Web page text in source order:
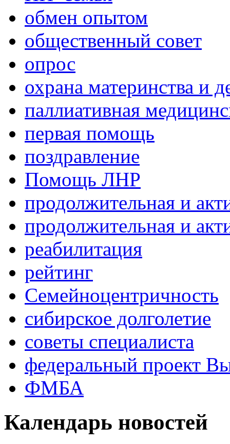
обмен опытом
общественный совет
опрос
охрана материнства и
паллиативная
первая помощь
поздравление
Помощь ЛНР
продолжительная и
продолжительная и
реабилитация
рейтинг
Семейноцентричность
сибирское долголетие
советы специалиста
федеральный проект
ФМБА
Календарь новостей